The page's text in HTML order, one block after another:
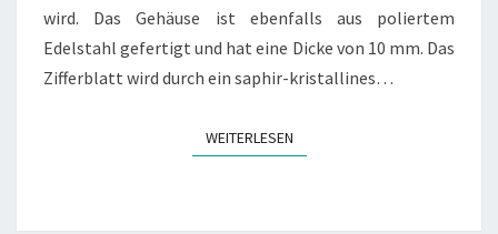
wird. Das Gehäuse ist ebenfalls aus poliertem
Edelstahl gefertigt und hat eine Dicke von 10 mm. Das
Zifferblatt wird durch ein saphir-kristallines…
WEITERLESENWEITERLESEN